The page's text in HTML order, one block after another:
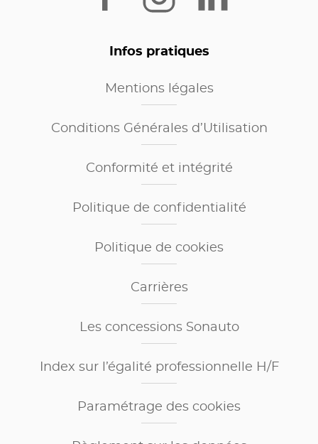
Infos pratiques
Mentions légales
Conditions Générales d’Utilisation
Conformité et intégrité
Politique de confidentialité
Politique de cookies
Carrières
Les concessions Sonauto
Index sur l’égalité professionnelle H/F
Paramétrage des cookies